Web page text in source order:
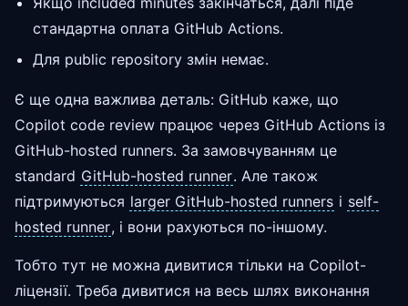
стандартна оплата GitHub Actions.
Для public repository змін немає.
Є ще одна важлива деталь: GitHub каже, що
Copilot code review працює через GitHub Actions із
GitHub-hosted runners. За замовчуванням це
standard GitHub-hosted runner. Але також
підтримуються larger GitHub-hosted runners і self-
hosted runner, і вони рахуються по-іншому.
Тобто тут не можна дивитися тільки на Copilot-
ліцензії. Треба дивитися на весь шлях виконання